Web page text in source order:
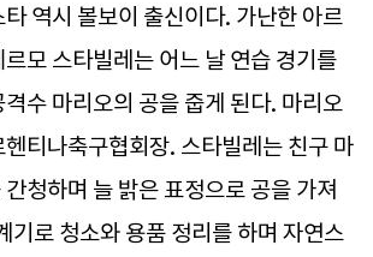
역시 볼보이 출신이다. 가난한 아르
모 스타빌레는 어느 날 연습 경기를
수 마리오의 공을 줍게 된다. 마리오
티나축구협회장. 스타빌레는 친구 마
청하며 늘 밝은 표정으로 공을 가져
기로 청소와 용품 정리를 하며 자연스